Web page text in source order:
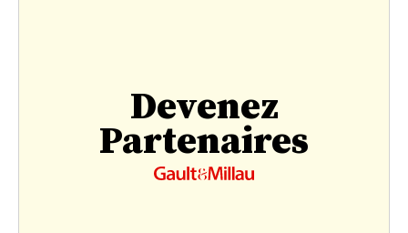
Devenez
Partenaires